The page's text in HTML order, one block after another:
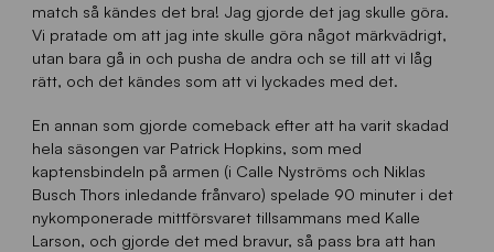
match så kändes det bra! Jag gjorde det jag skulle göra.
Vi pratade om att jag inte skulle göra något märkvädrigt,
utan bara gå in och pusha de andra och se till att vi låg
rätt, och det kändes som att vi lyckades med det.
En annan som gjorde comeback efter att ha varit skadad
hela säsongen var Patrick Hopkins, som med
kaptensbindeln på armen (i Calle Nyströms och Niklas
Busch Thors inledande frånvaro) spelade 90 minuter i det
nykomponerade mittförsvaret tillsammans med Kalle
Larson, och gjorde det med bravur, så pass bra att han